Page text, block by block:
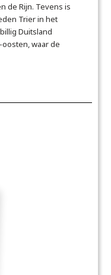
de Rijn. Tevens is
Trier in het
Duitsland
waar de